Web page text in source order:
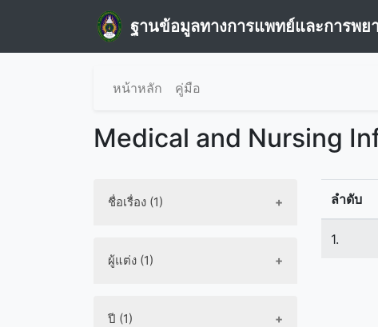
ฐานข้อมูลทางการแพทย์และการพย
หน้าหลัก คู่มือ
Medical and Nursing
ชื่อเรื่อง (1)
ผู้แต่ง (1)
ปี (1)
ลำดับ
1.